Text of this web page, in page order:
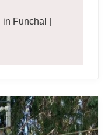
Funchal |